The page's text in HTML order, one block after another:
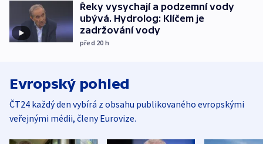
Řeky vysychají a podzemní vody
ubývá. Hydrolog: Klíčem je
zadržování vody
před 20 h
Evropský pohled
ČT24 každý den vybírá z obsahu publikovaného evropskými
veřejnými médii, členy Eurovize.